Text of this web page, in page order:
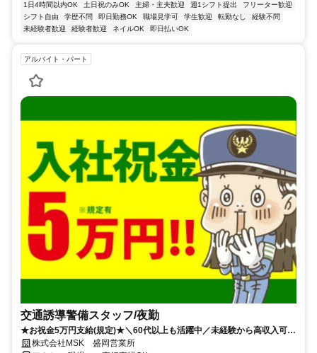
1日4時間以内OK
土日祝のみOK 主婦・主夫歓迎 週1シフト提出
フリーター歓迎
シフト自由
学歴不問 即日勤務OK 職場見学可 学生歓迎 転勤なし
経験不問
未経験者歓迎
経験者歓迎 ネイルOK 即日払いOK
アルバイト・パート
交通誘導警備スタッフ/夜勤
★お祝金5万円支給(規定)★＼60代以上も活躍中／未経験から高収入可
能！働きやすさが魅力の環境で警備員デビューをしませんか！【月収28
株式会社MSK 盛岡営業所